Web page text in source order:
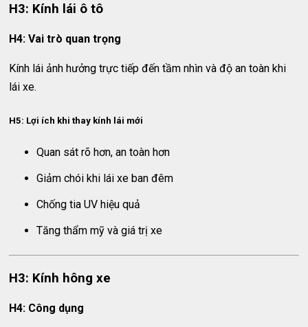
H3: Kính lái ô tô
H4: Vai trò quan trọng
Kính lái ảnh hưởng trực tiếp đến tầm nhìn và độ an toàn khi
lái xe.
H5: Lợi ích khi thay kính lái mới
Quan sát rõ hơn, an toàn hơn
Giảm chói khi lái xe ban đêm
Chống tia UV hiệu quả
Tăng thẩm mỹ và giá trị xe
H3: Kính hông xe
H4: Công dụng